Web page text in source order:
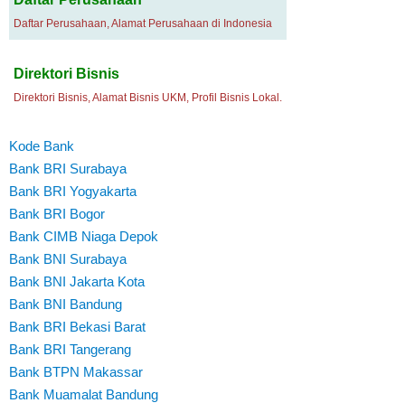
Daftar Perusahaan, Alamat Perusahaan di Indonesia
Direktori Bisnis
Direktori Bisnis, Alamat Bisnis UKM, Profil Bisnis Lokal.
Kode Bank
Bank BRI Surabaya
Bank BRI Yogyakarta
Bank BRI Bogor
Bank CIMB Niaga Depok
Bank BNI Surabaya
Bank BNI Jakarta Kota
Bank BNI Bandung
Bank BRI Bekasi Barat
Bank BRI Tangerang
Bank BTPN Makassar
Bank Muamalat Bandung